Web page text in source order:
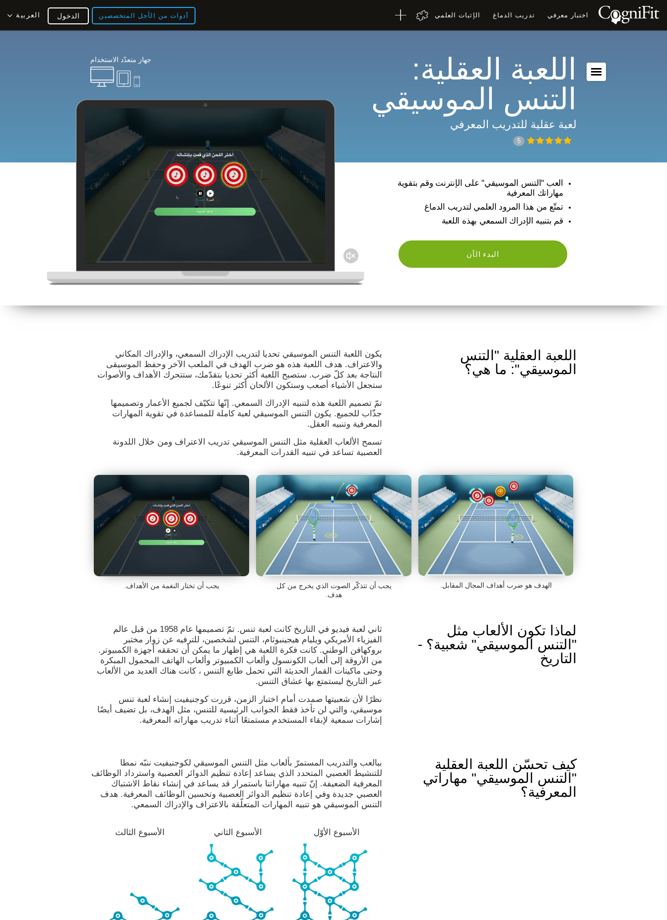
اختبار معرفي تدريب الدماغ الإثبات العلمي أدوات من الأجل المتخصصين العربية الدخول
جهاز متعدّد الاستخدام
اللعبة العقلية:
التنس الموسيقي
لعبة عقلية للتدريب المعرفي
5
العب "التنس الموسيقي" على الإنترنت وقم بتقوية
مهاراتك المعرفية
تمتّع من هذا المرود العلمي لتدريب الدماغ
قم بتنبيه الإدراك السمعي بهذه اللعبة
البدء الآن
اللعبة العقلية "التنس
الموسيقي": ما هي؟
يكون اللعبة التنس الموسيقي تحديا لتدريب الإدراك السمعي، والإدراك المكاني
والاعتراف. هدف اللعبة هذه هو ضرب الهدف في الملعب الآخر وحفظ الموسيقى
النتاجة بعد كلّ ضرب. ستصبح اللعبة أكثر تحديا بتقدّمك، ستتحرك الأهداف والأصوات
ستجعل الأشياء أصعب وستكون الألحان أكثر تنوعًا.
تمّ تصميم اللعبة هذه لتنبيه الإدراك السمعي. إنّها تتكيّف لجميع الأعمار وتصميمها
جذّاب للجميع. يكون التنس الموسيقي لعبة كاملة للمساعدة في تقوية المهارات
المعرفية وتنبيه العقل.
تسمح الألعاب العقلية مثل التنس الموسيقي تدريب الاعتراف ومن خلال اللدونة
العصبية تساعد في تنبيه القدرات المعرفية.
الهدف هو ضرب أهداف المجال المقابل.
يجب أن تتذكّر الصوت الذي يخرج من كل
هدف.
يجب أن تختار النغمة من الأهداف.
لماذا تكون الألعاب مثل
"التنس الموسيقي" شعبية؟ -
التاريخ
ثاني لعبة فيديو في التاريخ كانت لعبة تنس. تمّ تصميمها عام 1958 من قبل عالم
الفيزياء الأمريكي ويليام هيجينبوثام، التنس لشخصين، للترفيه عن زوار مختبر
بروكهافن الوطني. كانت فكرة اللعبة هي إظهار ما يمكن أن تحققه أجهزة الكمبيوتر.
من الأروقة إلى ألعاب الكونسول وألعاب الكمبيوتر وألعاب الهاتف المحمول المبكرة
وحتى ماكينات القمار الحديثة التي تحمل طابع التنس ، كانت هناك العديد من الألعاب
عبر التاريخ ليستمتع بها عشاق التنس.
نظرًا لأن شعبيتها صمدت أمام اختبار الزمن، قررت كوجنيفيت إنشاء لعبة تنس
موسيقي، والتي لن تأخذ فقط الجوانب الرئيسية للتنس، مثل الهدف، بل تضيف أيضًا
إشارات سمعية لإبقاء المستخدم مستمتعًا أثناء تدريب مهاراته المعرفية.
كيف تحسّن اللعبة العقلية
"التنس الموسيقي" مهاراتي
المعرفية؟
ببالعب والتدريب المستمرّ بألعاب مثل التنس الموسيقي لكوجنيفيت ننبّه نمطا
للتنشيط العصبي المتحدد الذي يساعد إعادة تنظيم الدوائر العصبية واسترداد الوظائف
المعرفية الضعيفة. إنّ تنبيه مهاراتنا باستمرار قد يساعد في إنشاء نقاط الاشتباك
العصبي جديدة وفي إعادة تنظيم الدوائر العصبية وتحسين الوظائف المعرفية. هدف
التنس الموسيقي هو تنبيه المهارات المتعلّقة بالاعتراف والإدراك السمعي.
الأسبوع الأوّل الأسبوع الثاني الأسبوع الثالث